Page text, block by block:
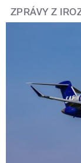
ZPRÁVY Z